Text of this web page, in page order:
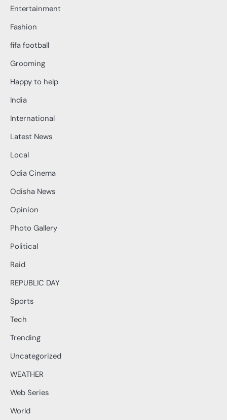
Entertainment
Fashion
fifa football
Grooming
Happy to help
India
International
Latest News
Local
Odia Cinema
Odisha News
Opinion
Photo Gallery
Political
Raid
REPUBLIC DAY
Sports
Tech
Trending
Uncategorized
WEATHER
Web Series
World